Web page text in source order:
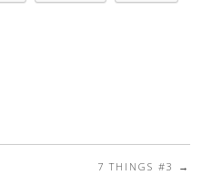
7 THINGS #3 →